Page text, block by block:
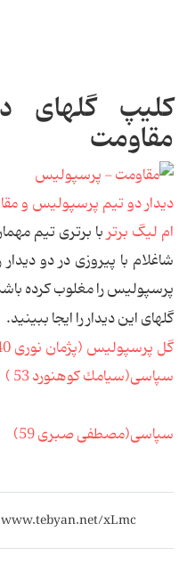
کلیپ گلهای
مقاومت
دیدار دو تیم پرسپولیس و
ام لیگ برتربا برتری تیم
شاغلام با پیروزی در دو
پرسپولیس را مغلوب کرده
گلهای این دیدار را ایجا ببینید.
گل پرسپولیس (پژمان نوری 40)
سپاسی(سیامك كوهنورد 53 )
سپاسی(مصطفی صبری 59)